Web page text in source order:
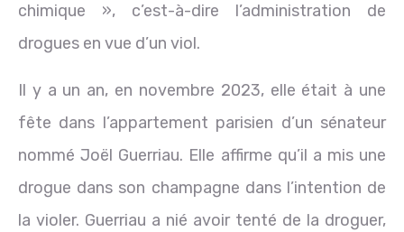
chimique », c’est-à-dire l’administration de
drogues en vue d’un viol.
Il y a un an, en novembre 2023, elle était à une
fête dans l’appartement parisien d’un sénateur
nommé Joël Guerriau. Elle affirme qu’il a mis une
drogue dans son champagne dans l’intention de
la violer. Guerriau a nié avoir tenté de la droguer,